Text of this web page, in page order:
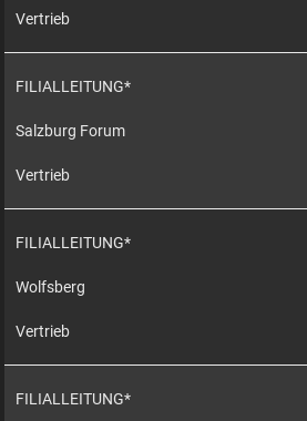
Vertrieb
FILIALLEITUNG*
Salzburg Forum
Vertrieb
FILIALLEITUNG*
Wolfsberg
Vertrieb
FILIALLEITUNG*